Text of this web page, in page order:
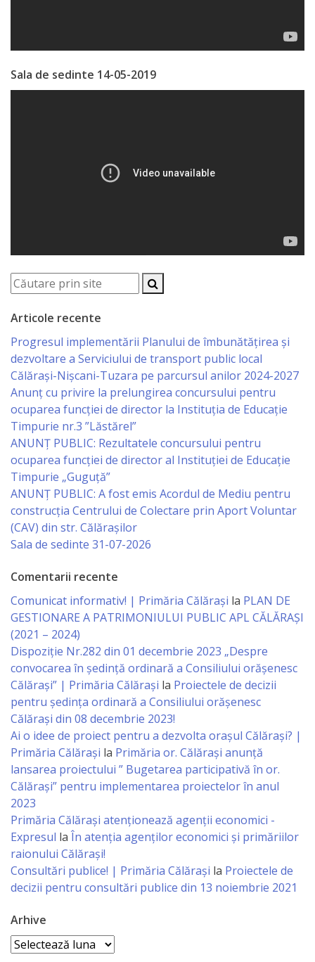
Primar
Viceprimarii
CISC
Organigrama
Regulament
Consiliul
local
Secretarul
Consiliului
Consilieri
Comisii
de
specialitate
Regulamentul
Consiliului
Dispoziții
Proiecte
de
decizii
Deciziile
Consiliului
Consiliul
de
Activitatea
Sala de sedinte 14-05-2019
Articole recente
Progresul implementării Planului de îmbunătățirea și
dezvoltare a Serviciului de transport public local
Călărași-Nișcani-Tuzara pe parcursul anilor 2024-2027
Anunț cu privire la prelungirea concursului pentru
ocuparea funcţiei de director la Instituția de Educație
Timpurie nr.3 ”Lăstărel”
ANUNȚ PUBLIC: Rezultatele concursului pentru
ocuparea funcției de director al Instituției de Educație
Timpurie „Guguță”
ANUNȚ PUBLIC: A fost emis Acordul de Mediu pentru
construcția Centrului de Colectare prin Aport Voluntar
(CAV) din str. Călărașilor
Sala de sedinte 31-07-2026
Comentarii recente
Comunicat informativ! | Primăria Călărași la PLAN DE
GESTIONARE A PATRIMONIULUI PUBLIC APL CĂLĂRAȘI
(2021 – 2024)
Dispoziție Nr.282 din 01 decembrie 2023 „Despre
convocarea în ședință ordinară a Consiliului orășenesc
Călărași” | Primăria Călărași la Proiectele de decizii
pentru ședința ordinară a Consiliului orășenesc
Călărași din 08 decembrie 2023!
Ai o idee de proiect pentru a dezvolta orașul Călărași? |
Primăria Călărași la Primăria or. Călărași anunță
lansarea proiectului ” Bugetarea participativă în or.
Călărași” pentru implementarea proiectelor în anul
2023
Primăria Călăraşi atenţionează agenţii economici -
Expresul la În atenția agenților economici și primăriilor
raionului Călărași!
Consultări publice! | Primăria Călărași la Proiectele de
decizii pentru consultări publice din 13 noiembrie 2021
Arhive
Arhive